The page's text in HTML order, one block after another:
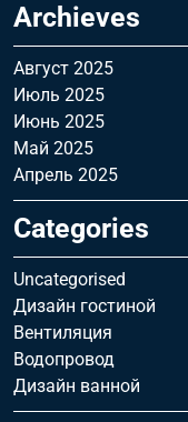
Archieves
Август 2025
Июль 2025
Июнь 2025
Май 2025
Апрель 2025
Categories
Uncategorised
Дизайн гостиной
Вентиляция
Водопровод
Дизайн ванной